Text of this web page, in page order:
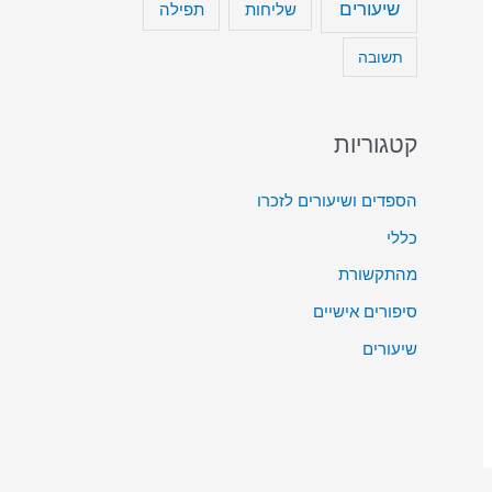
שיעורים שליחות תפילה
תשובה
קטגוריות
הספדים ושיעורים לזכרו
כללי
מהתקשורת
סיפורים אישיים
שיעורים